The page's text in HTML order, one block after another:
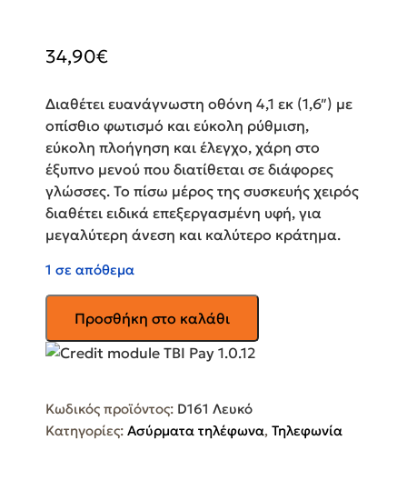
34,90€
Διαθέτει ευανάγνωστη οθόνη 4,1 εκ (1,6″) με
οπίσθιο φωτισμό και εύκολη ρύθμιση,
εύκολη πλοήγηση και έλεγχο, χάρη στο
έξυπνο μενού που διατίθεται σε διάφορες
γλώσσες. Το πίσω μέρος της συσκευής χειρός
διαθέτει ειδικά επεξεργασμένη υφή, για
μεγαλύτερη άνεση και καλύτερο κράτημα.
1 σε απόθεμα
Ασύρματο
Τηλέφωνο
Μενού
D161
Προσθήκη στο καλάθι
Κωδικός προϊόντος: D161 Λευκό
Κατηγορίες: Ασύρματα τηλέφωνα, Τηλεφωνία